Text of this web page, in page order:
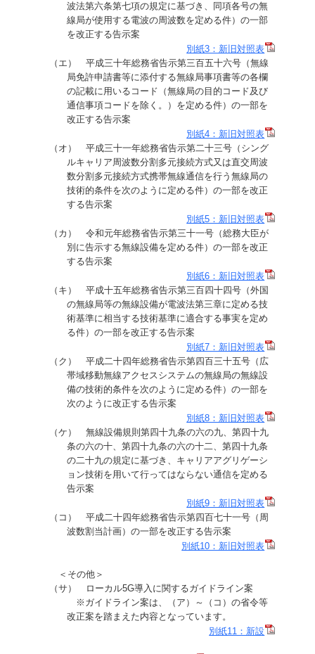
波法第六条第七項の規定に基づき、同項各号の無
線局が使用する電波の周波数を定める件）の一部
を改正する告示案
別紙3：新旧対照表
（エ） 平成三十年総務省告示第三百五十六号（無線
局免許申請書等に添付する無線局事項書等の各欄
の記載に用いるコード（無線局の目的コード及び
通信事項コードを除く。）を定める件）の一部を
改正する告示案
別紙4：新旧対照表
（オ） 平成三十一年総務省告示第二十三号（シング
ルキャリア周波数分割多元接続方式又は直交周波
数分割多元接続方式携帯無線通信を行う無線局の
技術的条件を次のように定める件）の一部を改正
する告示案
別紙5：新旧対照表
（カ） 令和元年総務省告示第三十一号（総務大臣が
別に告示する無線設備を定める件）の一部を改正
する告示案
別紙6：新旧対照表
（キ） 平成十五年総務省告示第三百四十四号（外国
の無線局等の無線設備が電波法第三章に定める技
術基準に相当する技術基準に適合する事実を定め
る件）の一部を改正する告示案
別紙7：新旧対照表
（ク） 平成二十四年総務省告示第四百三十五号（広
帯域移動無線アクセスシステムの無線局の無線設
備の技術的条件を次のように定める件）の一部を
次のように改正する告示案
別紙8：新旧対照表
（ケ） 無線設備規則第四十九条の六の九、第四十九
条の六の十、第四十九条の六の十二、第四十九条
の二十九の規定に基づき、キャリアアグリゲーシ
ョン技術を用いて行ってはならない通信を定める
告示案
別紙9：新旧対照表
（コ） 平成二十四年総務省告示第四百七十一号（周
波数割当計画）の一部を改正する告示案
別紙10：新旧対照表
＜その他＞
（サ） ローカル5G導入に関するガイドライン案
※ガイドライン案は、（ア）～（コ）の省令等
改正案を踏まえた内容となっています。
別紙11：新設